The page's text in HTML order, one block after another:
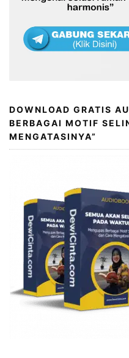
DOWNLOAD GRATIS
BERBAGAI MOTIF
MENGATASINYA”